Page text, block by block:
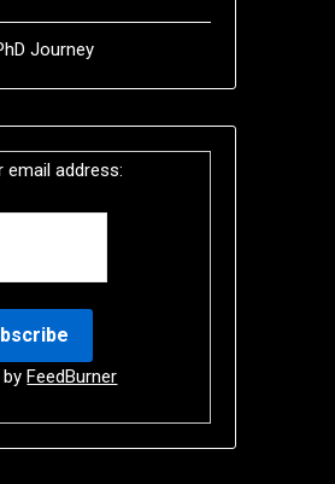
Journey
email address:
byFeedBurner